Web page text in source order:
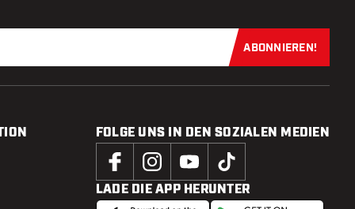
Jetzt für
ABONNIEREN!
FOLGE UNS IN DEN SOZIALEN MEDIEN
LADE DIE APP HERUNTER